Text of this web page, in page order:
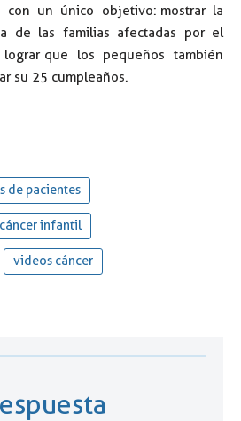
con un único objetivo: mostrar la
de las familias afectadas por el
que los pequeños también
su 25 cumpleaños.
de pacientes
cáncer infantil
videos cáncer